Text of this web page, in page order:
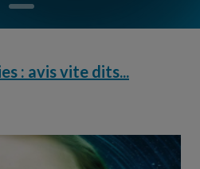
: avis vite dits...